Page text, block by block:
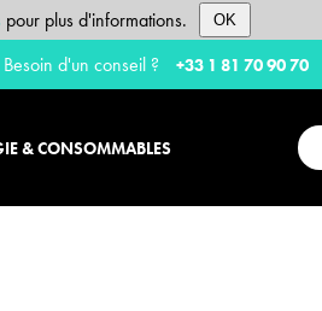
pour plus d'informations. OK
d'un conseil ? +33 1 81 70 90 70
& CONSOMMABLES